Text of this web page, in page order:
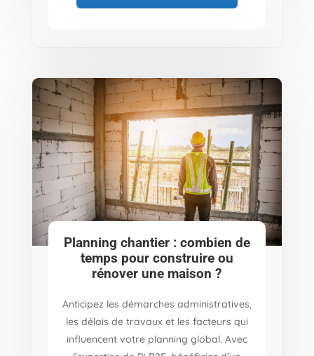
Planning chantier : combien de
temps pour construire ou
rénover une maison ?
Anticipez les démarches administratives,
les délais de travaux et les facteurs qui
influencent votre planning global. Avec